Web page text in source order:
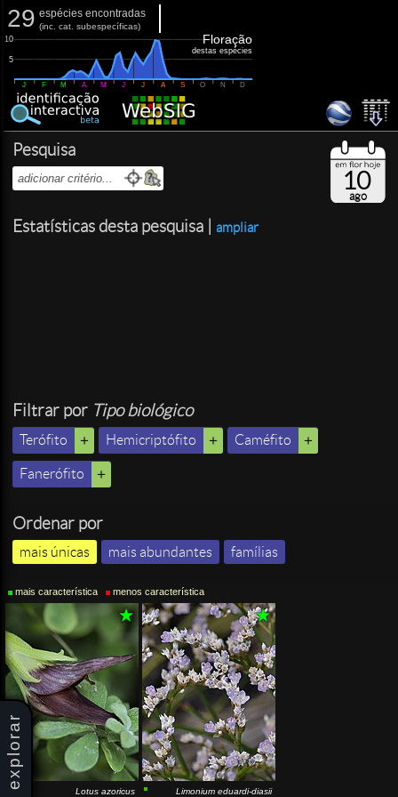
explorar
29 espécies encontradas
(inc. cat. subespecíficas)
5
10
J F M A M J J A S O N D
Floração
destas espécies
Pesquisa
Estatísticas desta pesquisa | ampliar
Filtrar por Tipo biológico
Terófito Hemicriptófito Caméfito
Fanerófito
10
ago
Ordenar por
mais únicas mais abundantes famílias
mais característica menos característica
Lotus azoricus Limonium eduardi-diasii